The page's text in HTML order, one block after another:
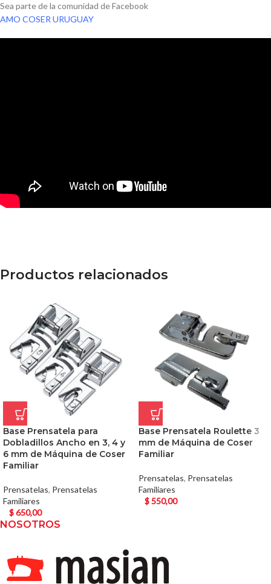
Sea parte de la comunidad de Facebook
AMO COSER URUGUAY
Productos relacionados
Base Prensatela para
Dobladillos Ancho en 3, 4 y
6 mm de Máquina de Coser
Familiar
Prensatelas, Prensatelas
Familiares
$650,00
Base Prensatela Roulette 3
mm de Máquina de Coser
Familiar
Prensatelas, Prensatelas
Familiares
$550,00
NOSOTROS